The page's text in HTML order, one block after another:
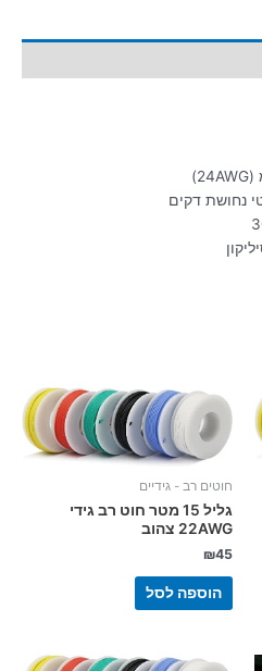
נחושת דקים
חוטים רב - גידיים
גליל 15 מטר חוט רב גידי
22AWG צהוב
₪45
הוספה לסל